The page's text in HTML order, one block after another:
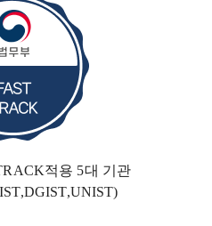
적용 5대 기관